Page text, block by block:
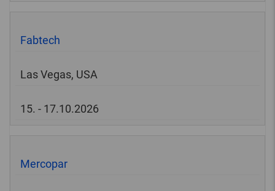
Fabtech
Las Vegas, USA
15. - 17.10.2026
Mercopar